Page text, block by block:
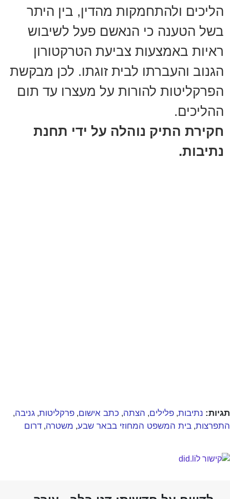
הליכים ולהתחמקות מהדין, בין היתר
בשל הטענה כי הנאשם פעל לשיבוש
ראיות באמצעות צביעת הטרקטורון
הגנוב והעברתו לבית זוגתו. לכן מבקשת
הפרקליטות להורות על מעצרו עד תום
ההליכים.
חקירת התיק נוהלה על ידי תחנת
נתיבות.
תגיות: נתיבות, פלילים, הצתה, כתב אישום, פרקליטות, גניבה,
התפרצות, בית המשפט המחוזי בבאר שבע, משטרה, דרום